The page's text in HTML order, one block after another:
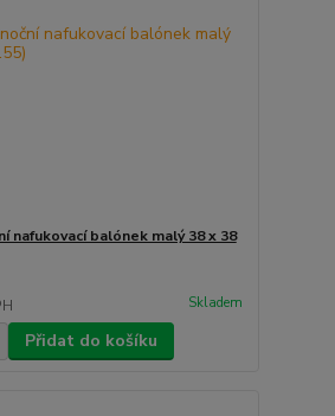
nafukovací balónek malý 38 x 38
Skladem
Přidat do košíku